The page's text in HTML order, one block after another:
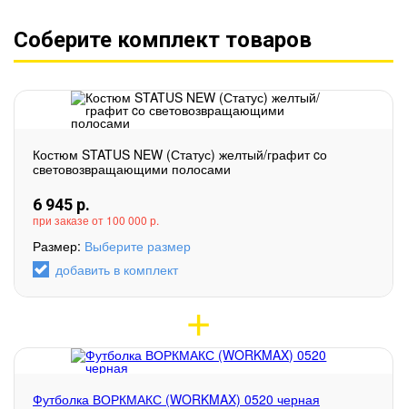
Соберите комплект товаров
Костюм STATUS NEW (Статус) желтый/графит cо
световозвращающими полосами
6 945 р.
при заказе от 100 000 р.
Размер: Выберите размер
добавить в комплект
Футболка ВОРКМАКС (WORKMAX) 0520 черная